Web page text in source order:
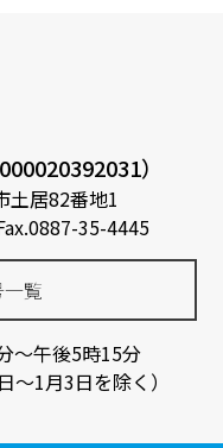
）
土居82番地1
35-4445
覧
～午後5時15分
～1月3日を除く）